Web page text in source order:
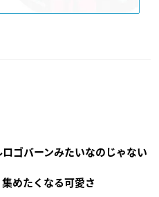
ゴバーンみたいなのじゃない
めたくなる可愛さ